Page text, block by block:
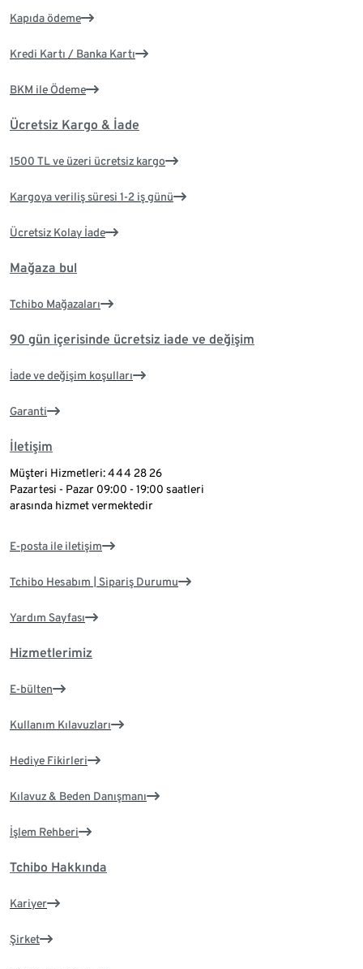
Kapıda ödeme
Kredi Kartı / Banka Kartı
BKM ile Ödeme
Ücretsiz Kargo & İade
1500 TL ve üzeri ücretsiz kargo
Kargoya veriliş süresi 1-2 iş günü
Ücretsiz Kolay İade
Mağaza bul
Tchibo Mağazaları
90 gün içerisinde ücretsiz iade ve değişim
İade ve değişim koşulları
Garanti
İletişim
Müşteri Hizmetleri: 444 28 26
Pazartesi - Pazar 09:00 - 19:00 saatleri
arasında hizmet vermektedir
E-posta ile iletişim
Tchibo Hesabım | Sipariş Durumu
Yardım Sayfası
Hizmetlerimiz
E-bülten
Kullanım Kılavuzları
Hediye Fikirleri
Kılavuz & Beden Danışmanı
İşlem Rehberi
Tchibo Hakkında
Kariyer
Şirket